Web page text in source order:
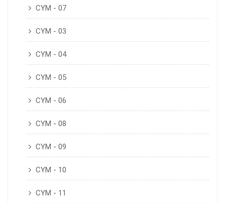
CYM - 07
CYM - 03
CYM - 04
CYM - 05
CYM - 06
CYM - 08
CYM - 09
CYM - 10
CYM - 11